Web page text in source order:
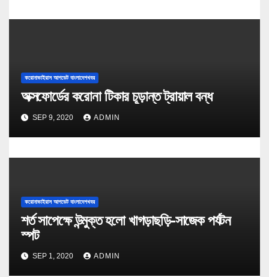
করোনাভাইরাস আপডেট বাংলাদেশখবর
অক্সফোর্ডের করোনা টিকার চূড়ান্ত ট্রায়াল বন্ধ
SEP 9, 2020 ADMIN
করোনাভাইরাস আপডেট বাংলাদেশখবর
শর্ত সাপেক্ষে উন্মুক্ত হলো খাগড়াছড়ি-সাজেক পর্যটন
স্পট
SEP 1, 2020 ADMIN